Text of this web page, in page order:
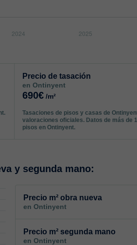
Precio de tasación
en Ontinyent
690€ /m²
Tasaciones de pisos y casas de
valoraciones oficiales. Datos de más de
pisos en Ontinyent.
y segunda mano:
Precio m² obra nueva
en Ontinyent
Precio m² segunda mano
en Ontinyent